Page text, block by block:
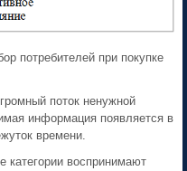
потребителей при покупке
поток ненужной
информация появляется в
времени.
категории воспринимают